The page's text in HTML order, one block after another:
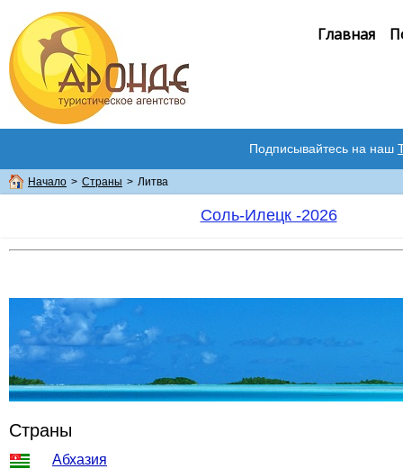
Главная
Подписывайтесь на наш
Начало > Страны > Литва
Соль-Илецк -2026
Страны
Абхазия